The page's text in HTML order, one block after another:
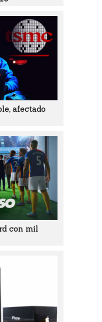
afectado
con mil